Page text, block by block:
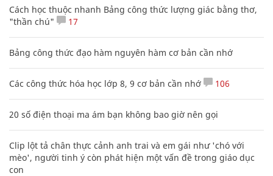
Cách học thuộc nhanh Bảng công thức lượng giác bằng thơ,
"thần chú"
17
Bảng công thức đạo hàm nguyên hàm cơ bản cần nhớ
Các công thức hóa học lớp 8, 9 cơ bản cần nhớ 106
20 số điện thoại ma ám bạn không bao giờ nên gọi
Clip lột tả chân thực cảnh anh trai và em gái như 'chó với
mèo', người tinh ý còn phát hiện một vấn đề trong giáo dục
con